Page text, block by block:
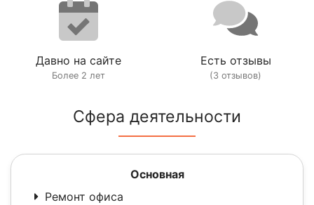
Давно на сайте
Более 2 лет
Есть отзывы
(3 отзывов)
Сфера деятельности
Основная
Ремонт офиса